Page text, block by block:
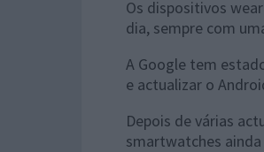
Os dispositivos
dia, sempre com
A Google tem
e actualizar o
Depois de várias
smartwatches